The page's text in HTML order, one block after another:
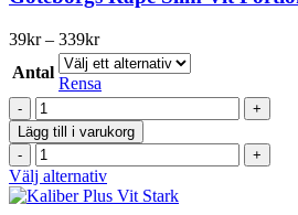
flera
De
olika
väljas
på
produktsidan
39kr – 339krPrisintervall:
39kr
till
339kr
Antal
Rensa
Göteborgs
Rapé
Slim
Vit
Portion
mängd
Lägg till i varukorg
Göteborgs
Rapé
Slim
Välj alternativDen
här